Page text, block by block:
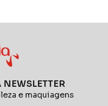
e maquiagens